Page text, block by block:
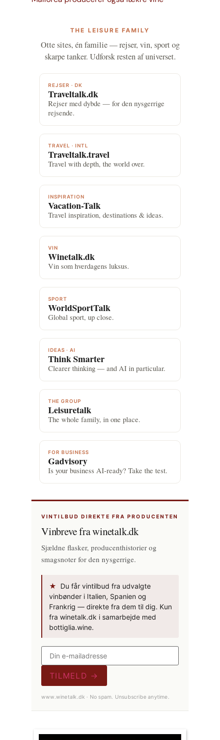
THE LEISURE FAMILY
Otte sites, én familie — rejser, vin, sport og
skarpe tanker. Udforsk resten af universet.
REJSER · DK
Traveltalk.dk
Rejser med dybde — for den nysgerrige
rejsende.
TRAVEL · INTL
Traveltalk.travel
Travel with depth, the world over.
INSPIRATION
Vacation-Talk
Travel inspiration, destinations & ideas.
VIN
Winetalk.dk
Vin som hverdagens luksus.
SPORT
WorldSportTalk
Global sport, up close.
IDEAS · AI
Think Smarter
Clearer thinking — and AI in particular.
THE GROUP
Leisuretalk
The whole family, in one place.
FOR BUSINESS
Gadvisory
Is your business AI-ready? Take the test.
VINTILBUD DIREKTE FRA PRODUCENTEN
Vinbreve fra winetalk.dk
Sjældne flasker, producenthistorier og
smagsnoter for den nysgerrige.
★
Du får vintilbud fra udvalgte
vinbønder i Italien, Spanien og
Frankrig — direkte fra dem til dig. Kun
fra winetalk.dk i samarbejde med
bottiglia.wine.
TILMELD →
www.winetalk.dk · No spam. Unsubscribe anytime.